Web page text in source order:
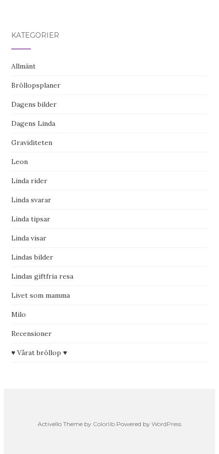
KATEGORIER
Allmänt
Bröllopsplaner
Dagens bilder
Dagens Linda
Graviditeten
Leon
Linda rider
Linda svarar
Linda tipsar
Linda visar
Lindas bilder
Lindas giftfria resa
Livet som mamma
Milo
Recensioner
♥ Vårat bröllop ♥
Activello Theme by Colorlib Powered by WordPress